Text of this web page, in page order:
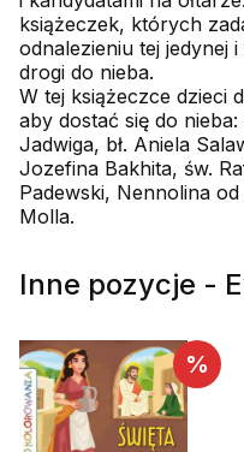
książeczek, których
odnalezieniu tej jedynej
drogi do nieba.
W tej książeczce dzieci
aby dostać się do nieba:
Jadwiga, bł. Aniela
Jozefina Bakhita, św.
Padewski, Nennolina
Molla.
Inne pozycje -
%